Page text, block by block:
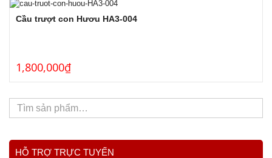
Cầu trượt con Hươu HA3-004
1,800,000₫
HỖ TRỢ TRỰC TUYẾN